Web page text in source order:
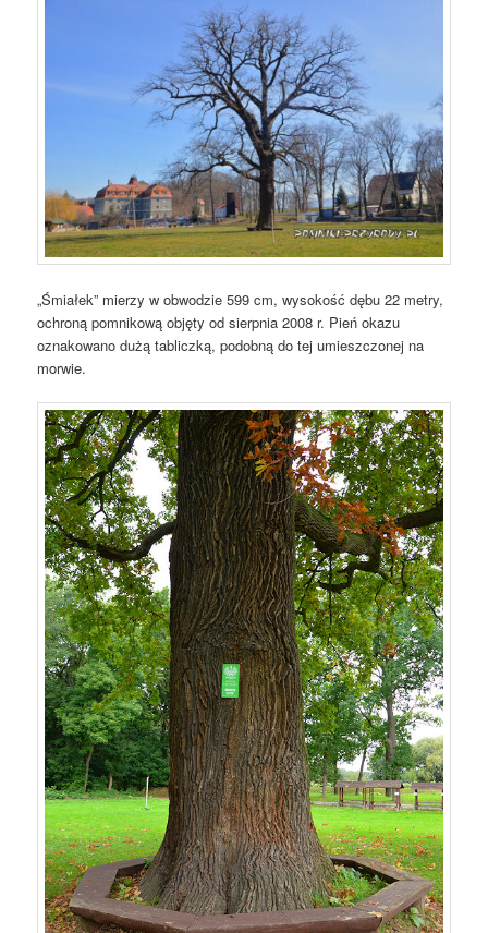
„Śmiałek” mierzy w obwodzie 599 cm, wysokość dębu 22 metry,
ochroną pomnikową objęty od sierpnia 2008 r. Pień okazu
oznakowano dużą tabliczką, podobną do tej umieszczonej na
morwie.